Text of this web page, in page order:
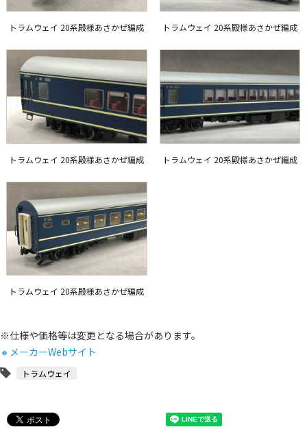
トラムウェイ 20系殿様あさかぜ編成 トラムウェイ 20系殿様あさかぜ編成
トラムウェイ 20系殿様あさかぜ編成 トラムウェイ 20系殿様あさかぜ編成
トラムウェイ 20系殿様あさかぜ編成
※仕様や価格等は変更となる場合があります。
🔸メーカーWebサイト
トラムウェイ